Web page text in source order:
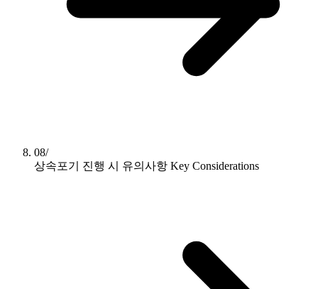
08/
상속포기 진행 시 유의사항 Key Considerations